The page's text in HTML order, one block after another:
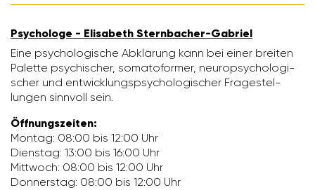
Psycho­loge - Elisa­beth Stern­ba­cher-Gabriel
Eine psycho­lo­gi­sche Abklä­rung kann bei einer breiten
Palette psychi­scher, soma­to­former, neuro­psy­cho­lo­gi­
scher und entwick­lungs­psy­cho­lo­gi­scher Frage­stel­
lungen sinn­voll sein.
Öffnungs­zeiten:
Montag: 08:00 bis 12:00 Uhr
Dienstag: 13:00 bis 16:00 Uhr
Mitt­woch: 08:00 bis 12:00 Uhr
Donnerstag: 08:00 bis 12:00 Uhr